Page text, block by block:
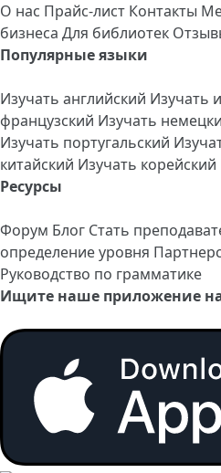
О нас Прайс-лист Контакты
бизнеса Для библиотек
Популярные языки
Изучать английский Изучать
французский Изучать
Изучать португальский
китайский Изучать корейский
Ресурсы
Форум Блог Стать
определение уровня
Руководство по грамматике
Ищите наше приложение